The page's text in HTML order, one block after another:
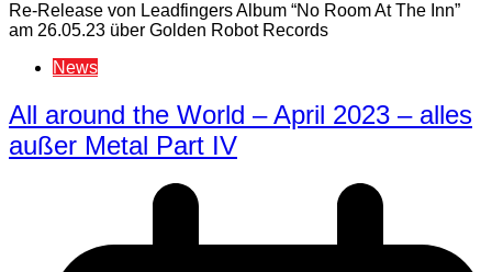
Re-Release von Leadfingers Album “No Room At The Inn”
am 26.05.23 über Golden Robot Records
News
All around the World – April 2023 – alles
außer Metal Part IV